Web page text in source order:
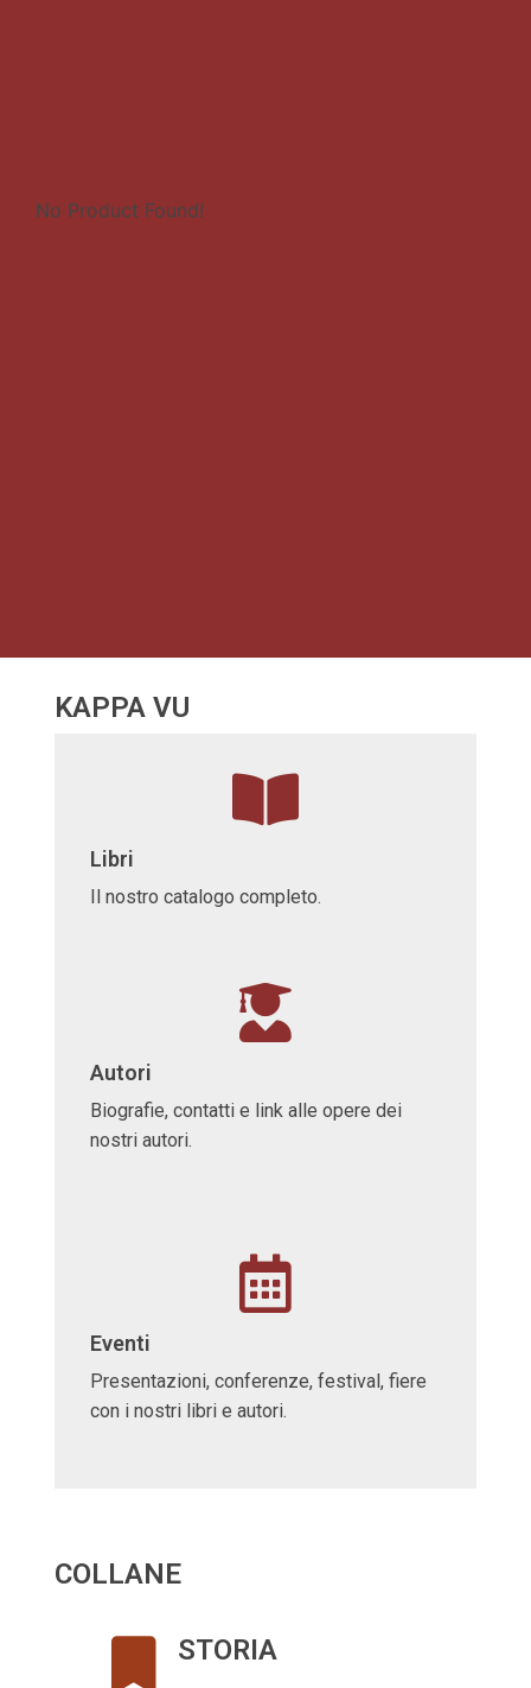
No Product Found!
KAPPA VU
Libri
Il nostro catalogo completo.
Autori
Biografie, contatti e link alle opere dei
nostri autori.
Eventi
Presentazioni, conferenze, festival, fiere
con i nostri libri e autori.
COLLANE
STORIA